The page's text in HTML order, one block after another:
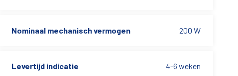
Nominaal mechanisch vermogen 200 W
Levertijd indicatie 4-6 weken